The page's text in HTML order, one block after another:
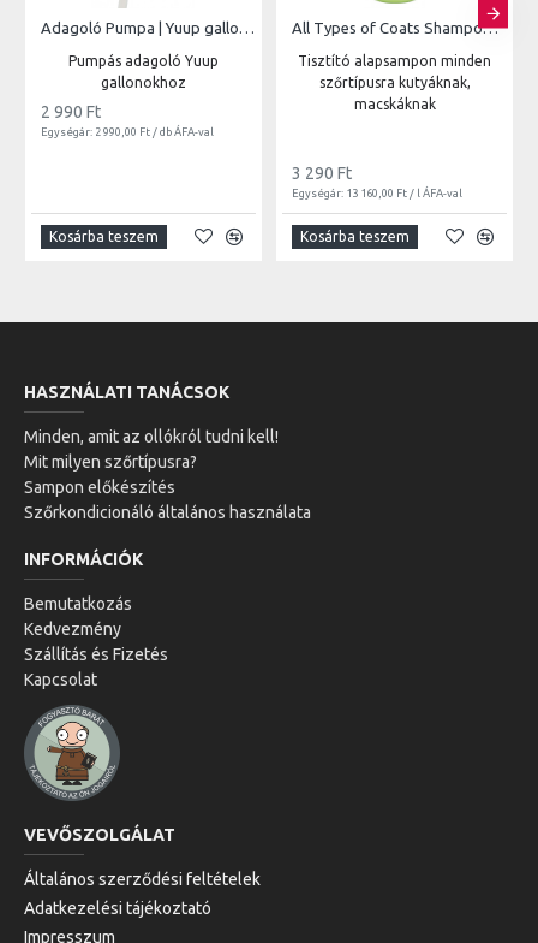
Adagoló Pumpa | Yuup gallonokhoz
Pumpás adagoló Yuup
gallonokhoz
2 990 Ft
Egységár: 2 990,00 Ft / db ÁFA-val
Kosárba teszem
All Types of Coats Shampoo | 250ml
Tisztító alapsampon minden
szőrtípusra kutyáknak,
macskáknak
3 290 Ft
Egységár: 13 160,00 Ft / l ÁFA-val
Kosárba teszem
HASZNÁLATI TANÁCSOK
Minden, amit az ollókról tudni kell!
Mit milyen szőrtípusra?
Sampon előkészítés
Szőrkondicionáló általános használata
INFORMÁCIÓK
Bemutatkozás
Kedvezmény
Szállítás és Fizetés
Kapcsolat
VEVŐSZOLGÁLAT
Általános szerződési feltételek
Adatkezelési tájékoztató
Impresszum